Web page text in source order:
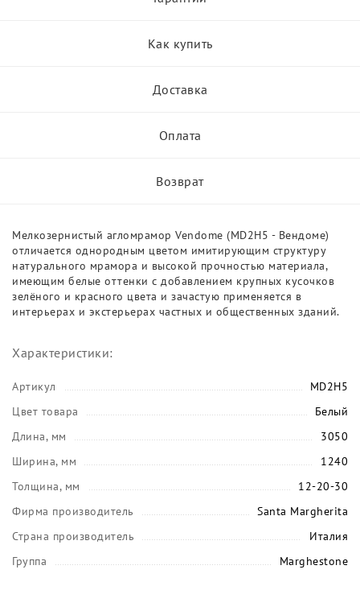
Как купить
Доставка
Оплата
Возврат
Мелкозернистый агломрамор Vendome (MD2H5 - Вендоме)
отличается однородным цветом имитирующим структуру
натурального мрамора и высокой прочностью материала,
имеющим белые оттенки с добавлением крупных кусочков
зелёного и красного цвета и зачастую применяется в
интерьерах и экстерьерах частных и общественных зданий.
Характеристики:
Артикул
MD2H5
Цвет товара
Белый
Длина, мм
3050
Ширина, мм
1240
Толщина, мм
12-20-30
Фирма производитель
Santa Margherita
Страна производитель
Италия
Группа
Marghestone